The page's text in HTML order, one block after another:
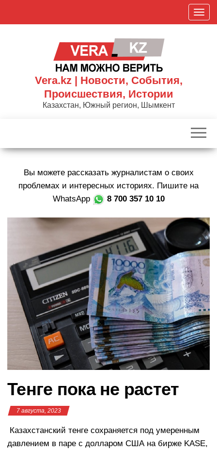
П
о
к
р
в
и
г
а
ц
и
ю
Vera.kz | Новости, События,
Происшествия, Истории
Казахстан, Южный регион, Шымкент
Вы можете рассказать журналистам о своих
проблемах и интересных историях. Пишите на
WhatsApp
8 700 357 10 10
Тенге пока не растет
7 августа, 2023
Казахстанский тенге сохраняется под умеренным
давлением в паре с долларом США на бирже KASE,